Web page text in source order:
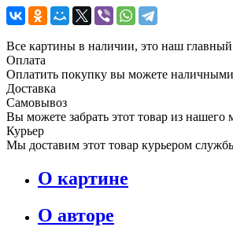
Все картины в наличии, это наш
Оплата
Оплатить покупку вы можете
Доставка
Самовывоз
Вы можете забрать этот товар из нашего
Курьер
Мы доставим этот товар курьером
О картине
О авторе